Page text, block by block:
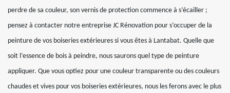
perdre de sa couleur, son vernis de protection commence à s’écailler ;
pensez à contacter notre entreprise JC Rénovation pour s’occuper de la
peinture de vos boiseries extérieures si vous êtes à Lantabat. Quelle que
soit l’essence de bois à peindre, nous saurons quel type de peinture
appliquer. Que vous optiez pour une couleur transparente ou des couleurs
chaudes et vives pour vos boiseries extérieures, nous les ferons avec le plus